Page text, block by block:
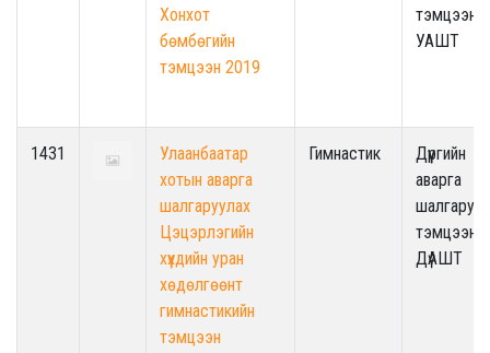
Хонхот
бөмбөгийн
тэмцээн 2019
тэмцээн -
УАШТ
1431
Улаанбаатар
хотын аварга
шалгаруулах
Цэцэрлэгийн
хүүхдийн уран
хөдөлгөөнт
гимнастикийн
тэмцээн
Гимнастик
Дүүргийн
аварга
тэмцээн /
ДүАШТ